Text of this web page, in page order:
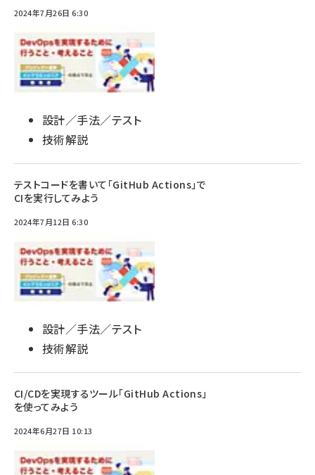
2024年7月26日 6:30
設計／手法／テスト
技術解説
テストコードを書いて「GitHub Actions」で
CIを実行してみよう
2024年7月12日 6:30
設計／手法／テスト
技術解説
CI/CDを実現するツール「GitHub Actions」
を使ってみよう
2024年6月27日 10:13